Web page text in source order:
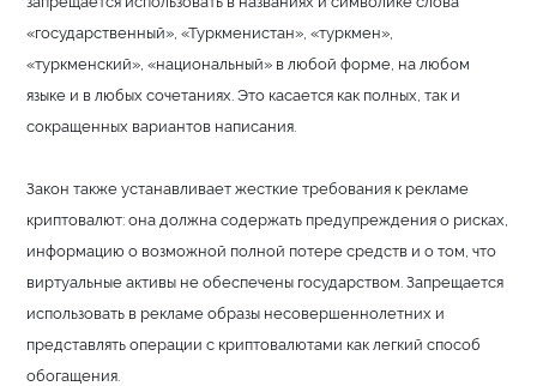
«государственный», «Туркменистан», «туркмен»,
«туркменский», «национальный» в любой форме, на любом
языке и в любых сочетаниях. Это касается как полных, так и
сокращенных вариантов написания.
Закон также устанавливает жесткие требования к рекламе
криптовалют: она должна содержать предупреждения о рисках,
информацию о возможной полной потере средств и о том, что
виртуальные активы не обеспечены государством. Запрещается
использовать в рекламе образы несовершеннолетних и
представлять операции с криптовалютами как легкий способ
обогащения.